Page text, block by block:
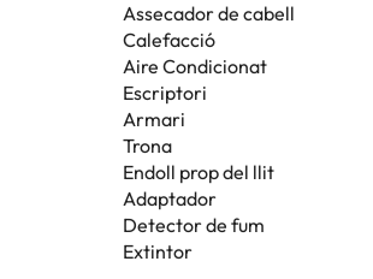
Assecador de cabell
Calefacció
Aire Condicionat
Escriptori
Armari
Trona
Endoll prop del llit
Adaptador
Detector de fum
Extintor